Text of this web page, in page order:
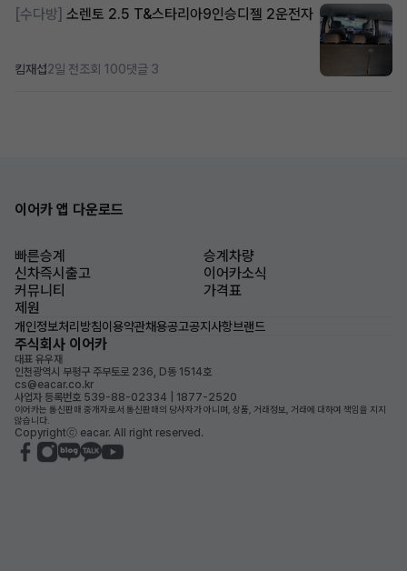
[수다방] 소렌토 2.5 T&스타리아9인승디젤 2운전자
킴재섭2일 전조회 100댓글 3
이어카 앱 다운로드
빠른승계
승계차량
신차즉시출고
이어카소식
커뮤니티
가격표
제원
개인정보처리방침이용약관채용공고공지사항브랜드
주식회사 이어카
대표 유우재
인천광역시 부평구 주부토로 236, D동 1514호
cs@eacar.co.kr
사업자 등록번호 539-88-02334 | 1877-2520
이어카는 통신판매 중개자로서 통신판매의 당사자가 아니며, 상품, 거래정보, 거래에 대하여 책임을 지지
않습니다.
Copyrightⓒ eacar. All right reserved.